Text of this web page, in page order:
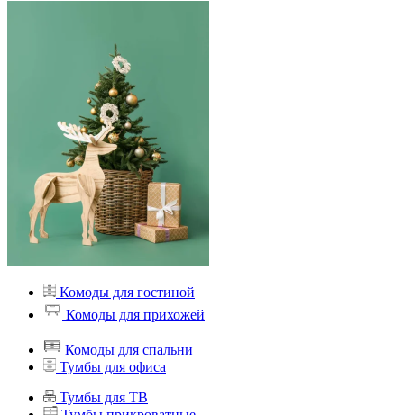
Комоды для гостиной
Комоды для прихожей
Комоды для спальни
Тумбы для офиса
Тумбы для ТВ